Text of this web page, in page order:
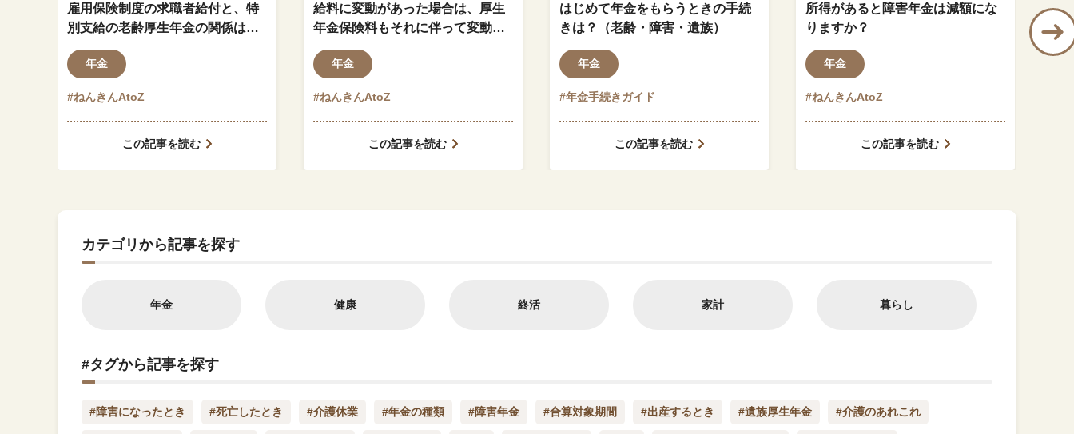
雇用保険制度の求職者給付と、特
別支給の老齢厚生年金の関係はど
のようになっているのでしょう
か？年金
#ねんきんAtoZ
この記事を読む
給料に変動があった場合は、厚生
年金保険料もそれに伴って変動し
ますか？
年金
#ねんきんAtoZ
この記事を読む
はじめて年金をもらうときの手続
きは？（老齢・障害・遺族）
年金
#年金手続きガイド
この記事を読む
所得があると障害年金は減額にな
りますか？
年金
#ねんきんAtoZ
この記事を読む
特
上
う
カテゴリから記事を探す
年金 健康 終活 家計 暮らし
#タグから記事を探す
#障害になったとき #死亡したとき #介護休業 #年金の種類 #障害年金 #合算対象期間 #出産するとき #遺族厚生年金 #介護のあれこれ